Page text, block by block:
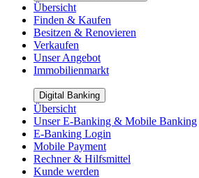
Übersicht
Finden & Kaufen
Besitzen & Renovieren
Verkaufen
Unser Angebot
Immobilienmarkt
Digital Banking
Übersicht
Unser E-Banking & Mobile Banking
E-Banking Login
Mobile Payment
Rechner & Hilfsmittel
Kunde werden